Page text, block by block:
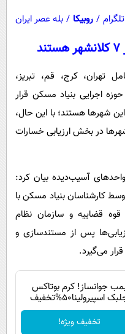
/ روبیکا / بله عصر ایران
تهران، کرج، قم، تبریز،
اجرایی بنیاد مسکن قرار
شهرها هستند؛ با این حال،
در بخش ارزیابی خسارات
واحدهای آسیب‌دیده بیان کرد:
مسکونی توسط کارشناسان بنیاد مسکن با
قضاییه و سازمان نظام
پس از مستندسازی و
می‌گیرد.
جوانساز! کرم بوتاکس
اسپیرولینا50%تخفیف
تخفیف ویژه!